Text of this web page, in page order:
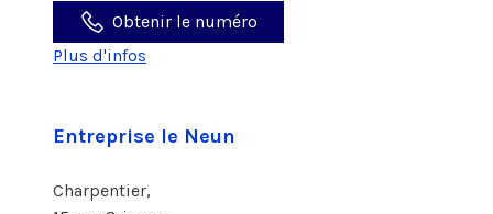
Obtenir le numéro
Plus d'infos
Entreprise le Neun
Charpentier,